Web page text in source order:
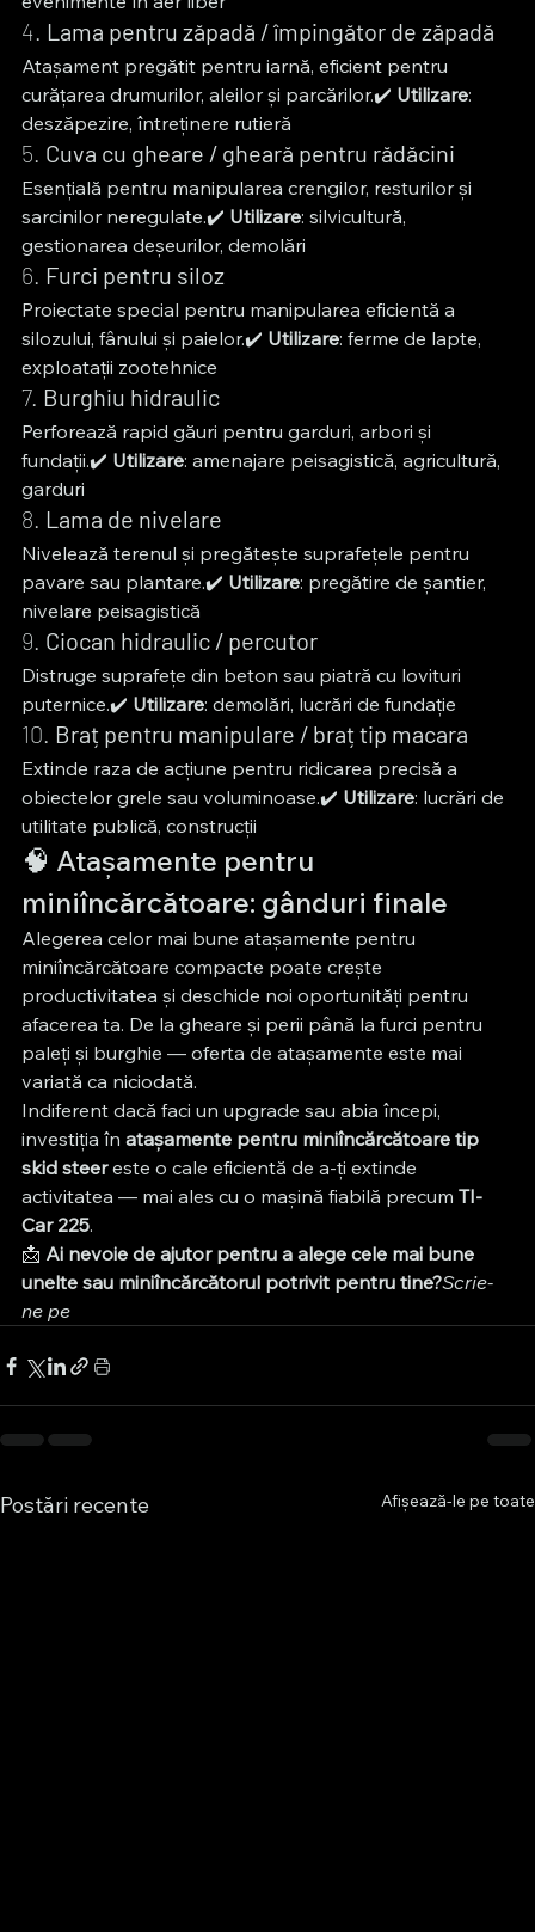
4. Lama pentru zăpadă / împingător de zăpadă
Atașament pregătit pentru iarnă, eficient pentru
curățarea drumurilor, aleilor și parcărilor.✔️ Utilizare:
deszăpezire, întreținere rutieră
5. Cuva cu gheare / gheară pentru rădăcini
Esențială pentru manipularea crengilor, resturilor și
sarcinilor neregulate.✔️ Utilizare: silvicultură,
gestionarea deșeurilor, demolări
6. Furci pentru siloz
Proiectate special pentru manipularea eficientă a
silozului, fânului și paielor.✔️ Utilizare: ferme de lapte,
exploatații zootehnice
7. Burghiu hidraulic
Perforează rapid găuri pentru garduri, arbori și
fundații.✔️ Utilizare: amenajare peisagistică, agricultură,
garduri
8. Lama de nivelare
Nivelează terenul și pregătește suprafețele pentru
pavare sau plantare.✔️ Utilizare: pregătire de șantier,
nivelare peisagistică
9. Ciocan hidraulic / percutor
Distruge suprafețe din beton sau piatră cu lovituri
puternice.✔️ Utilizare: demolări, lucrări de fundație
10. Braț pentru manipulare / braț tip macara
Extinde raza de acțiune pentru ridicarea precisă a
obiectelor grele sau voluminoase.✔️ Utilizare: lucrări de
utilitate publică, construcții
🧠 Atașamente pentru
miniîncărcătoare: gânduri finale
Alegerea celor mai bune atașamente pentru
miniîncărcătoare compacte poate crește
productivitatea și deschide noi oportunități pentru
afacerea ta. De la gheare și perii până la furci pentru
paleți și burghie — oferta de atașamente este mai
variată ca niciodată.
Indiferent dacă faci un upgrade sau abia începi,
investiția în atașamente pentru miniîncărcătoare tip
skid steer este o cale eficientă de a-ți extinde
activitatea — mai ales cu o mașină fiabilă precum TI-
Car 225.
📩 Ai nevoie de ajutor pentru a alege cele mai bune
unelte sau miniîncărcătorul potrivit pentru tine?Scrie-
ne pe
Postări recente Afișează-le pe toate